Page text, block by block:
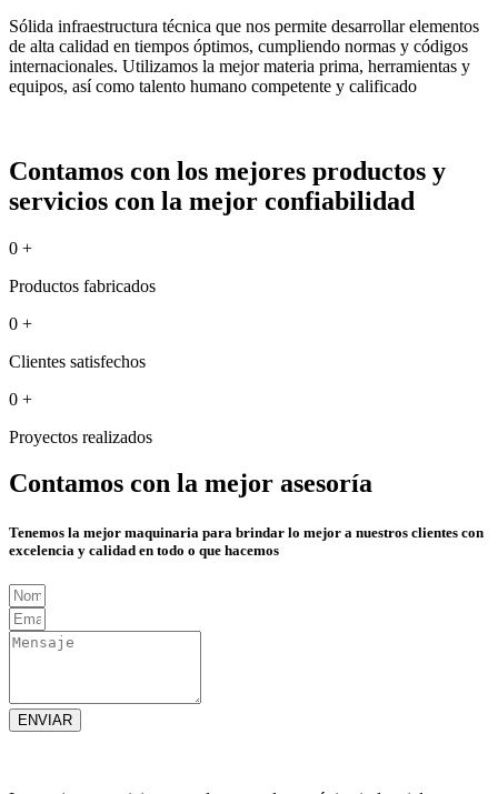
Sólida infraestructura técnica que nos permite desarrollar elementos
de alta calidad en tiempos óptimos, cumpliendo normas y códigos
internacionales. Utilizamos la mejor materia prima, herramientas y
equipos, así como talento humano competente y calificado
Contamos con los mejores productos y
servicios con la mejor confiabilidad
0 +
Productos fabricados
0 +
Clientes satisfechos
0 +
Proyectos realizados
Contamos con la mejor asesoría
Tenemos la mejor maquinaria para brindar lo mejor a nuestros clientes con
excelencia y calidad en todo o que hacemos
ENVIAR